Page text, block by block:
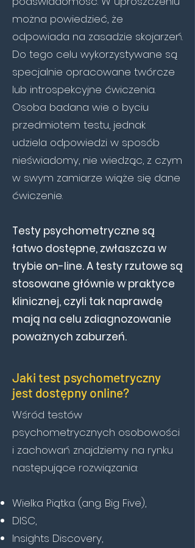
można powiedzieć, że
odpowiada na zasadzie skojarzeń.
Do tego celu wykorzystywane są
specjalnie opracowane twórcze
lub introspekcyjne ćwiczenia.
Osoba badana wie o byciu
przedmiotem testu, jednak
udziela odpowiedzi w sposób
nieświadomy, nie wiedząc, z czym
w swym zamiarze wiąże się dane
ćwiczenie.
Testy psychometryczne są
łatwo dostępne, zwłaszcza w
trybie on-line. A testy rzutowe są
stosowane głównie w praktyce
klinicznej, czyli tak naprawdę
mają na celu zdiagnozowanie
poważnych zaburzeń.
Jaki test psychometryczny
jest dostępny online?
Wśród testów
psychometrycznych osobowości
i zachowań znajdziemy na rynku
następujące rozwiązania:
Wielka Piątka (ang. Big Five),
DISC,
Insights Discovery,